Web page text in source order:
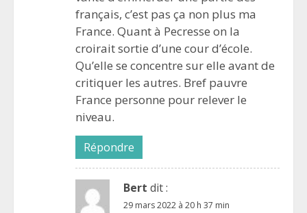
français, c’est pas ça non plus ma
France. Quant à Pecresse on la
croirait sortie d’une cour d’école.
Qu’elle se concentre sur elle avant de
critiquer les autres. Bref pauvre
France personne pour relever le
niveau.
Répondre
Bert dit :
29 mars 2022 à 20 h 37 min